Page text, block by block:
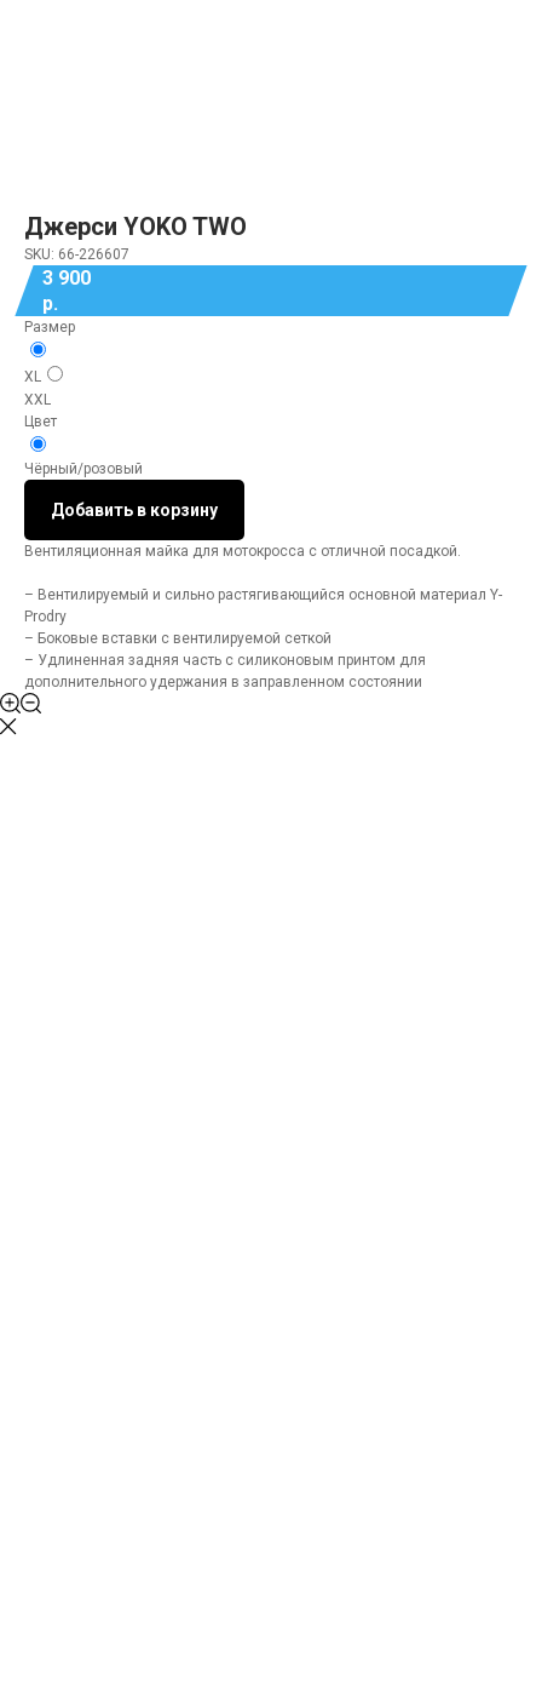
Джерси YOKO TWO
SKU: 66-226607
3 900
р.
Размер
XL
XXL
Цвет
Чёрный/розовый
Добавить в корзину
Вентиляционная майка для мотокросса с отличной посадкой.
– Вентилируемый и сильно растягивающийся основной материал Y-
Prodry
– Боковые вставки с вентилируемой сеткой
– Удлиненная задняя часть с силиконовым принтом для
дополнительного удержания в заправленном состоянии